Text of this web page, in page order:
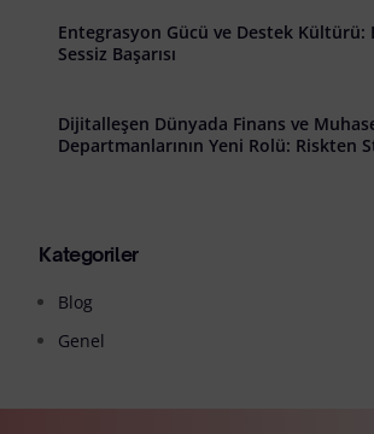
Entegrasyon Gücü ve Destek Kültürü:
Sessiz Başarısı
Dijitalleşen Dünyada Finans ve
Departmanlarının Yeni Rolü: Riskten
Kategoriler
Blog
Genel